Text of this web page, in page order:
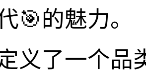
🎯的魅力。
义了一个品